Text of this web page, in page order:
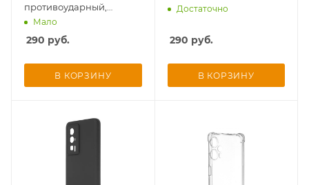
противоударный,
прозрачный
Мало
290 руб.
В КОРЗИНУ
Достаточно
290 руб.
В КОРЗИНУ
раз в 2 недели